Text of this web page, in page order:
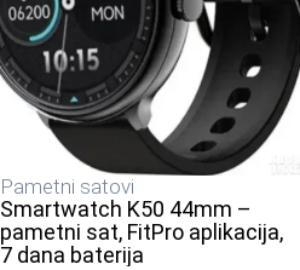
Pametni satovi
Smartwatch K50 44mm –
pametni sat, FitPro aplikacija,
7 dana baterija